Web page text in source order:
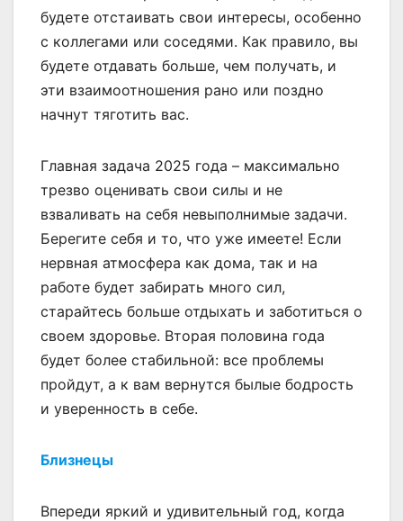
будете отстаивать свои интересы, особенно
с коллегами или соседями. Как правило, вы
будете отдавать больше, чем получать, и
эти взаимоотношения рано или поздно
начнут тяготить вас.
Главная задача 2025 года – максимально
трезво оценивать свои силы и не
взваливать на себя невыполнимые задачи.
Берегите себя и то, что уже имеете! Если
нервная атмосфера как дома, так и на
работе будет забирать много сил,
старайтесь больше отдыхать и заботиться о
своем здоровье. Вторая половина года
будет более стабильной: все проблемы
пройдут, а к вам вернутся былые бодрость
и уверенность в себе.
Близнецы
Впереди яркий и удивительный год, когда